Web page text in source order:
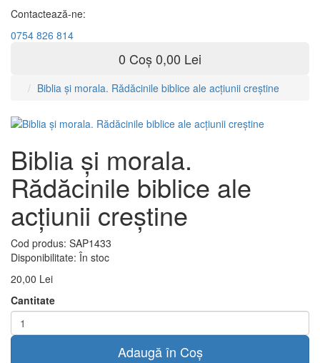
Contactează-ne:
0754 826 814
0 Coș0,00 Lei
Biblia şi morala. Rădăcinile biblice ale acţiunii creştine
Biblia şi morala.
Rădăcinile biblice ale
acţiunii creştine
Cod produs: SAP1433
Disponibilitate: În stoc
20,00 Lei
Cantitate
Adaugă în Coș